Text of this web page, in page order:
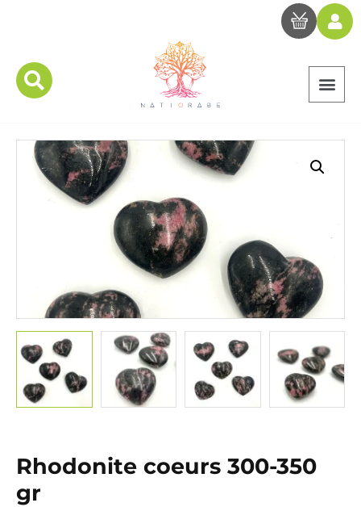
Rhodonite coeurs 300-350
gr